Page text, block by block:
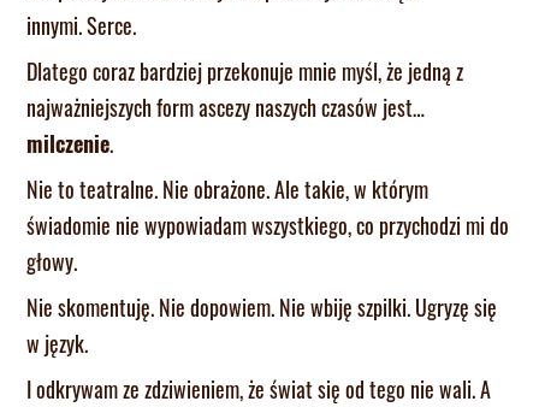
innymi. Serce.
Dlatego coraz bardziej przekonuje mnie myśl, że jedną z
najważniejszych form ascezy naszych czasów jest…
milczenie.
Nie to teatralne. Nie obrażone. Ale takie, w którym
świadomie nie wypowiadam wszystkiego, co przychodzi mi do
głowy.
Nie skomentuję. Nie dopowiem. Nie wbiję szpilki. Ugryzę się
w język.
I odkrywam ze zdziwieniem, że świat się od tego nie wali. A